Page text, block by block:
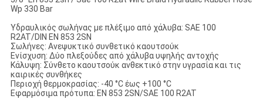
Wp 330 Bar
Υδραυλικός σωλήνας με πλέξιμο από χάλυβα: SAE 100
R2AT/DIN EN 853 2SN
Σωλήνες: Ανεψυκτικό συνθετικό καουτσούκ
Ενίσχυση: Δύο πλεξούδες από χάλυβα υψηλής αντοχής
Κάλυψη: Σύνθετο καουτσούκ ανθεκτικό στην υγρασία και τις
καιρικές συνθήκες
Περιοχή θερμοκρασίας: -40 °C έως +100 °C
Εφαρμόσιμα πρότυπα: EN 853 2SN/SAE 100 R2AT